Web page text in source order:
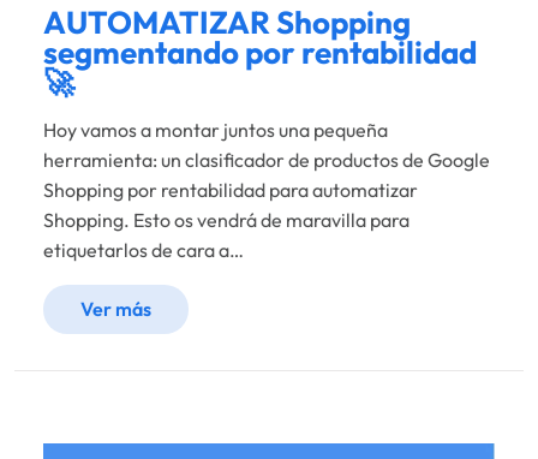
AUTOMATIZAR Shopping
segmentando por rentabilidad
🚀
Hoy vamos a montar juntos una pequeña
herramienta: un clasificador de productos de Google
Shopping por rentabilidad para automatizar
Shopping. Esto os vendrá de maravilla para
etiquetarlos de cara a…
Ver más